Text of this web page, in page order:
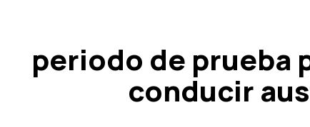
periodo de prueba
conducir